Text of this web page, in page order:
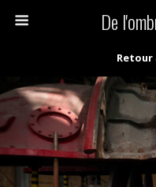
De
Retour